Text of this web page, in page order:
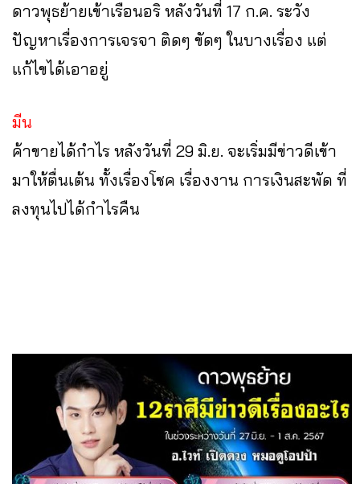
ดาวพุธย้ายเข้าเรือนอริ หลังวันที่ 17 ก.ค. ระวัง
ปัญหาเรื่องการเจรจา ติดๆ ขัดๆ ในบางเรื่อง แต่
แก้ไขได้เอาอยู่
มีน
ค้าขายได้กำไร หลังวันที่ 29 มิ.ย. จะเริ่มมีข่าวดีเข้า
มาให้ตื่นเต้น ทั้งเรื่องโชค เรื่องงาน การเงินสะพัด ที่
ลงทุนไปได้กำไรคืน